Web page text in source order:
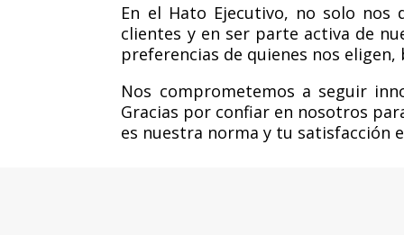
En el Hato Ejecutivo, no solo nos
clientes y en ser parte activa de
preferencias de quienes nos
Nos comprometemos a seguir
Gracias por confiar en nosotros
es nuestra norma y tu satisfacción